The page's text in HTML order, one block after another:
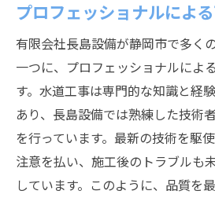
プロフェッショナルによ
有限会社長島設備が静岡市で多く
一つに、プロフェッショナルによ
す。水道工事は専門的な知識と経
あり、長島設備では熟練した技術
を行っています。最新の技術を駆
注意を払い、施工後のトラブルも
しています。このように、品質を